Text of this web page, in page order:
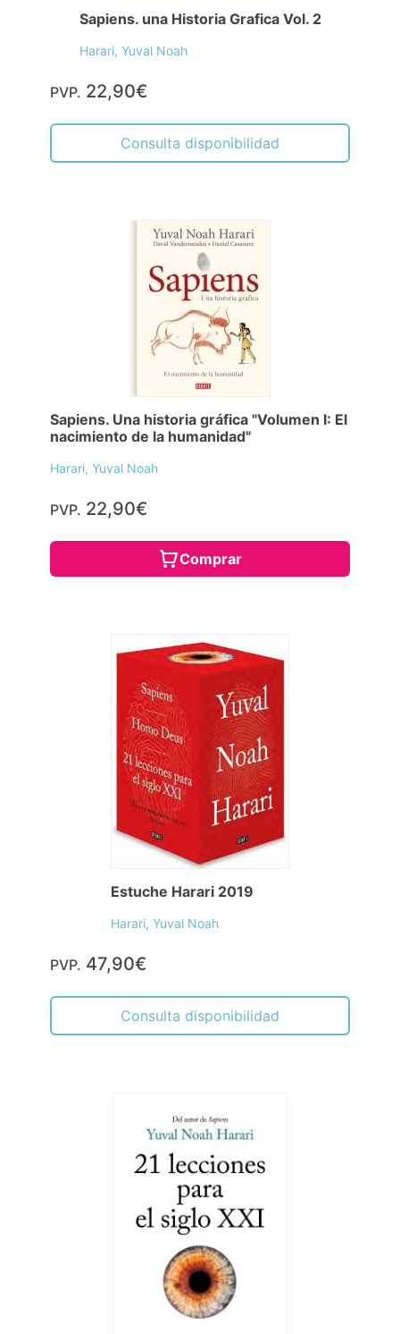
Sapiens. una Historia Grafica Vol. 2
Harari, Yuval Noah
PVP. 22,90€
Consulta disponibilidad
Sapiens. Una historia gráfica "Volumen I: El
nacimiento de la humanidad"
Harari, Yuval Noah
PVP. 22,90€
Comprar
Estuche Harari 2019
Harari, Yuval Noah
PVP. 47,90€
Consulta disponibilidad